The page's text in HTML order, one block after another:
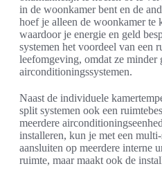
in de woonkamer bent en de
hoef je alleen de woonkamer te
waardoor je energie en geld
systemen het voordeel van een
leefomgeving, omdat ze
airconditioningssystemen.
Naast de individuele
split systemen ook een
meerdere
installeren, kun je met een
aansluiten op meerdere interne
ruimte, maar maakt ook de